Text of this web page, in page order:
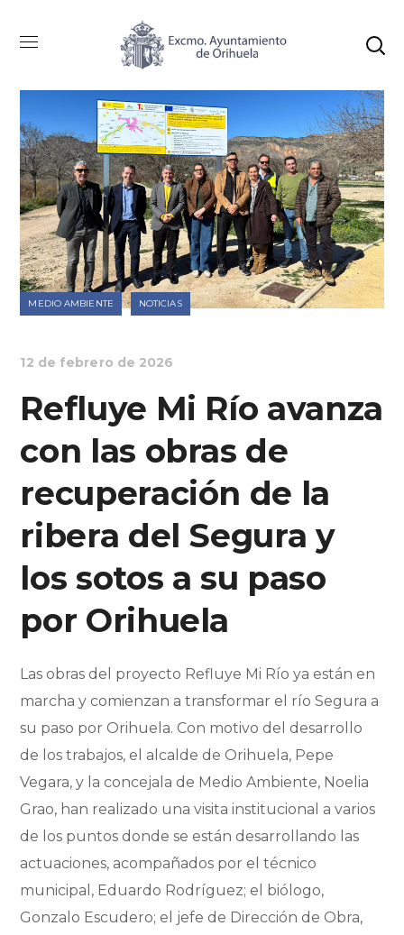
MEDIO AMBIENTE NOTICIAS
12 de febrero de 2026
Refluye Mi Río avanza
con las obras de
recuperación de la
ribera del Segura y
los sotos a su paso
por Orihuela
Las obras del proyecto Refluye Mi Río ya están en
marcha y comienzan a transformar el río Segura a
su paso por Orihuela. Con motivo del desarrollo
de los trabajos, el alcalde de Orihuela, Pepe
Vegara, y la concejala de Medio Ambiente, Noelia
Grao, han realizado una visita institucional a varios
de los puntos donde se están desarrollando las
actuaciones, acompañados por el técnico
municipal, Eduardo Rodríguez; el biólogo,
Gonzalo Escudero; el jefe de Dirección de Obra,